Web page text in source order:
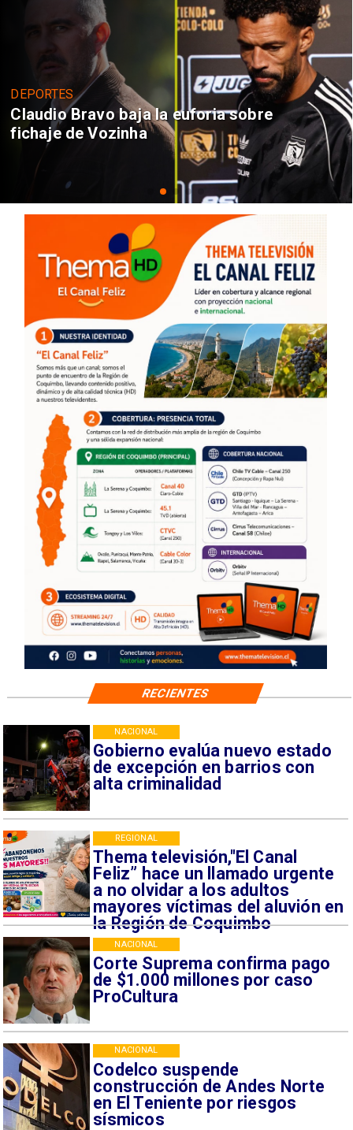
DEPORTES
Claudio Bravo baja la euforia sobre
fichaje de Vozinha
Gobierno evalúa nuevo estado
de excepción en barrios con
alta criminalidad
NACIONAL
Thema televisión,"El Canal
Feliz” hace un llamado urgente
a no olvidar a los adultos
mayores víctimas del aluvión en
la Región de Coquimbo
REGIONAL
Corte Suprema confirma pago
de $1.000 millones por caso
ProCultura
NACIONAL
Codelco suspende
construcción de Andes Norte
en El Teniente por riesgos
sísmicos
NACIONAL
RECIENTES